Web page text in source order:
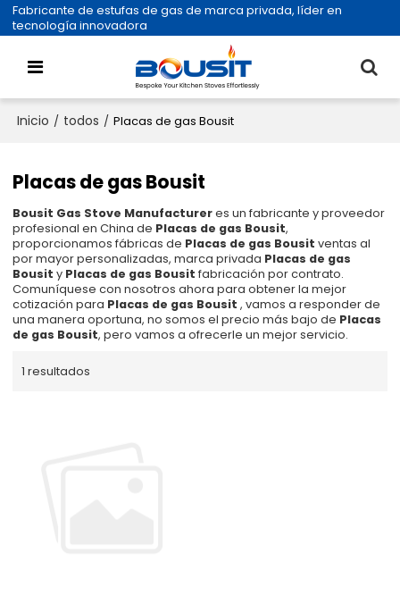
Fabricante de estufas de gas de marca privada, líder en
tecnología innovadora
Inicio / todos / Placas de gas Bousit
Placas de gas Bousit
Bousit Gas Stove Manufactureres un fabricante y proveedor
profesional en China de Placas de gas Bousit,
proporcionamos fábricas de Placas de gas Bousit ventas al
por mayor personalizadas, marca privada Placas de gas
Bousit y Placas de gas Bousit fabricación por contrato.
Comuníquese con nosotros ahora para obtener la mejor
cotización para Placas de gas Bousit , vamos a responder de
una manera oportuna, no somos el precio más bajo de Placas
de gas Bousit, pero vamos a ofrecerle un mejor servicio.
1 resultados